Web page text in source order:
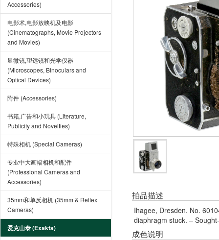
Accessories)
电影术,电影放映机及电影
(Cinematographs, Movie Projectors
and Movies)
显微镜,望远镜和光学仪器
(Microscopes, Binoculars and
Optical Devices)
附件 (Accessories)
书籍,广告和小玩具 (Literature,
Publicity and Novelties)
特殊相机 (Special Cameras)
专业中大画幅相机和配件
(Professional Cameras and
Accessories)
35mm和单反相机 (35mm & Reflex
Cameras)
爱克山泰 (Exakta)
拍品描述
Ihagee, Dresden. No.
diaphragm stuck. –
成色说明